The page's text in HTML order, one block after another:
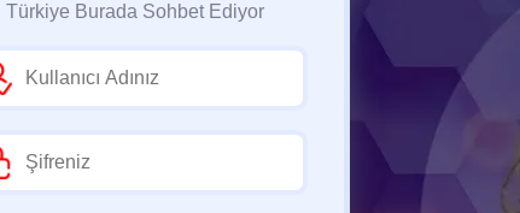
Türkiye Burada Sohbet Ediyor